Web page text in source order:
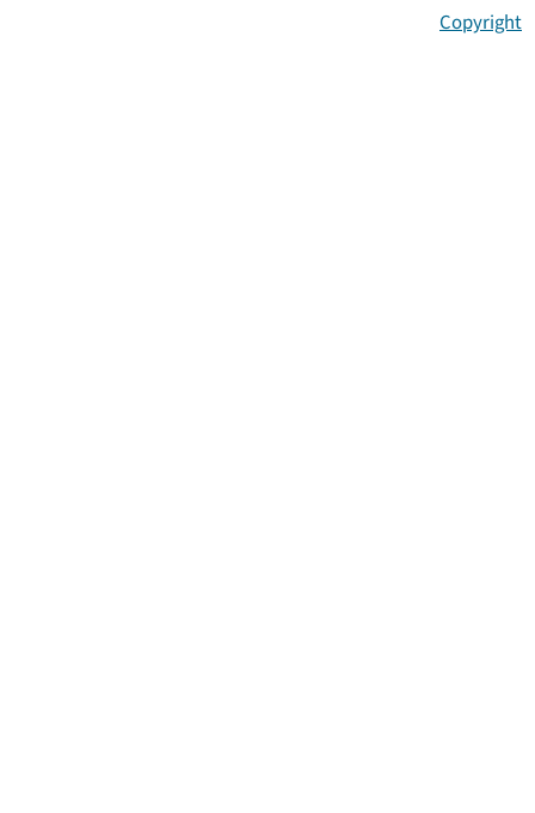
Copyright